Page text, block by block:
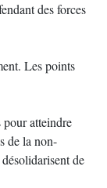
des forces
Les points
pour atteindre
de la non-
de